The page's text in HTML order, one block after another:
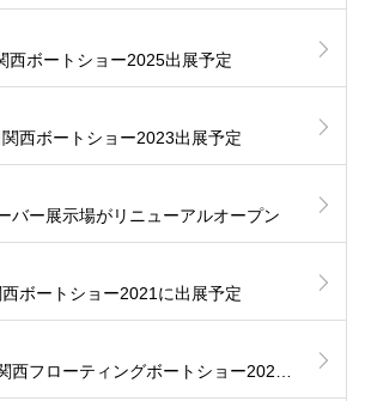
西ボートショー2025出展予定
西ボートショー2023出展予定
バー展示場がリニューアルオープン
ボートショー2021に出展予定